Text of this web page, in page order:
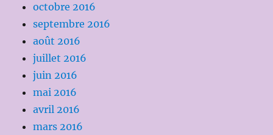
octobre 2016
septembre 2016
août 2016
juillet 2016
juin 2016
mai 2016
avril 2016
mars 2016